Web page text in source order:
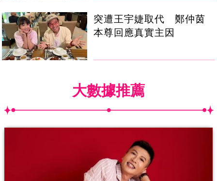
突遭王宇婕取代 鄭仲茵
本尊回應真實主因
大數據推薦